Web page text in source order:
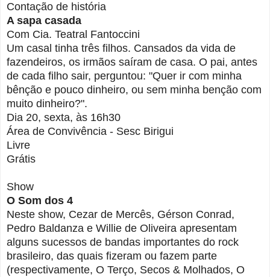
Contação de história
A sapa casada
Com Cia. Teatral Fantoccini
Um casal tinha três filhos. Cansados da vida de
fazendeiros, os irmãos saíram de casa. O pai, antes
de cada filho sair, perguntou: "Quer ir com minha
bênção e pouco dinheiro, ou sem minha benção com
muito dinheiro?".
Dia 20, sexta, às 16h30
Área de Convivência - Sesc Birigui
Livre
Grátis
Show
O Som dos 4
Neste show, Cezar de Mercês, Gérson Conrad,
Pedro Baldanza e Willie de Oliveira apresentam
alguns sucessos de bandas importantes do rock
brasileiro, das quais fizeram ou fazem parte
(respectivamente, O Terço, Secos & Molhados, O